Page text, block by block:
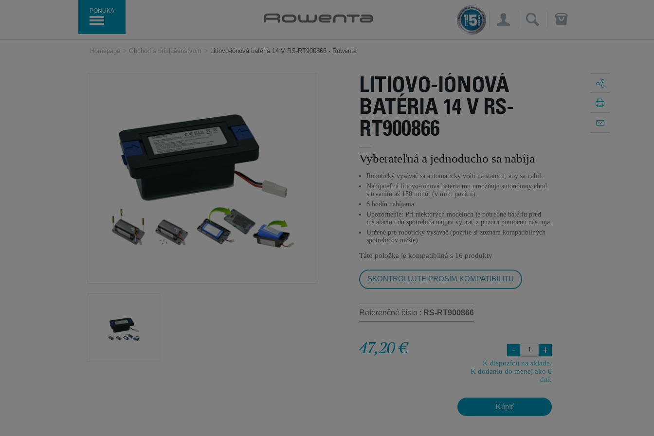
PONUKA
×
Homepage Obchod s príslušenstvom Litiovo-iónová batéria 14 V RS-RT900866 - Rowenta
LITIOVO-IÓNOVÁ
BATÉRIA 14 V RS-
RT900866
Vyberateľná a jednoducho sa nabíja
Robotický vysávač sa automaticky vráti na stanicu, aby sa nabil.
Nabíjateľná lítiovo-iónová batéria mu umožňuje autonómny chod
s trvaním až 150 minút (v min. pozícii).
6 hodín nabíjania
Upozornenie: Pri niektorých modeloch je potrebné batériu pred
inštaláciou do spotrebiča najprv vybrať z puzdra pomocou nástroja.
Určené pre robotický vysávač (pozrite si zoznam kompatibilných
spotrebičov nižšie)
Táto položka je kompatibilná s 16 produkty
SKONTROLUJTE PROSÍM KOMPATIBILITU
Referenčné číslo : RS-RT900866
47,20 € - +
K dispozícii na sklade.
K dodaniu do menej ako 6
dní.
Kúpiť